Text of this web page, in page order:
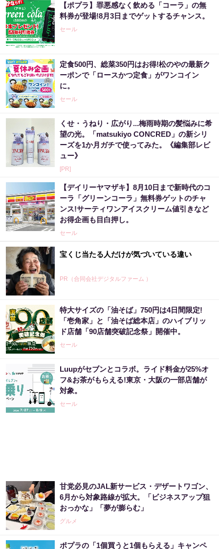
【ポプラ】罪悪感なく飲める「コーラ」の無
料券が登場!8月3日までゲットするチャンス。
セール
定食500円、総菜350円はお得!松のやの最新ク
ーポンで「ロースかつ定食」がワンコイン
に。
セール
くせ・うねり・広がり...梅雨時期の髪悩みに希
望の光。「matsukiyo CONCRED」の新シリ
ーズを1か月ガチで使ってみた。《編集部レビ
ュー》
[PR]
【デイリーヤマザキ】8月10日まで新時代のコ
ーラ「グリーンコーラ」無料券ゲットのチャ
ンス!サーティワンアイスクリーム値引きなど
お得企画も目白押し。
セール
宝くじ当たる人だけが気づいている違い
PR（合同会社デジタルファーム ）
「宝くじ、運じゃなかった」当たる人は“同じ
こと”してる
【宝くじの裏技】当たる側に回るか、このま
まか
PR（合同会社デジタルファーム ）
宝くじ当選者「〇〇をやらずに買うのはもっ
たいない」
PR（合同会社デジタルファーム ）
特大サイズの「油そば」750円は4日間限定!
「壱角家」と「油そば総本店」のハイブリッ
ド店舗「90店舗突破記念祭」開催中。
セール
Luupがセブンとコラボ。ライド料金が25%オ
フ&お茶がもらえる!東京・大阪の一部店舗が
対象。
セール
甘党必見のJAL新サービス・デザートワゴン、
6月から対象路線が拡大。「ビジネスアップ狙
おっかな」「夢が膨らむ」
グルメ
ポプラの「1個買うと1個もらえる」キャンペ